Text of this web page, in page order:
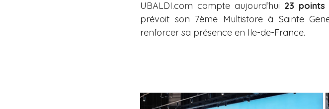
UBALDI.com compte aujourd’hui 23
prévoit son 7ème Multistore à Sainte
renforcer sa présence en Ile-de-France.